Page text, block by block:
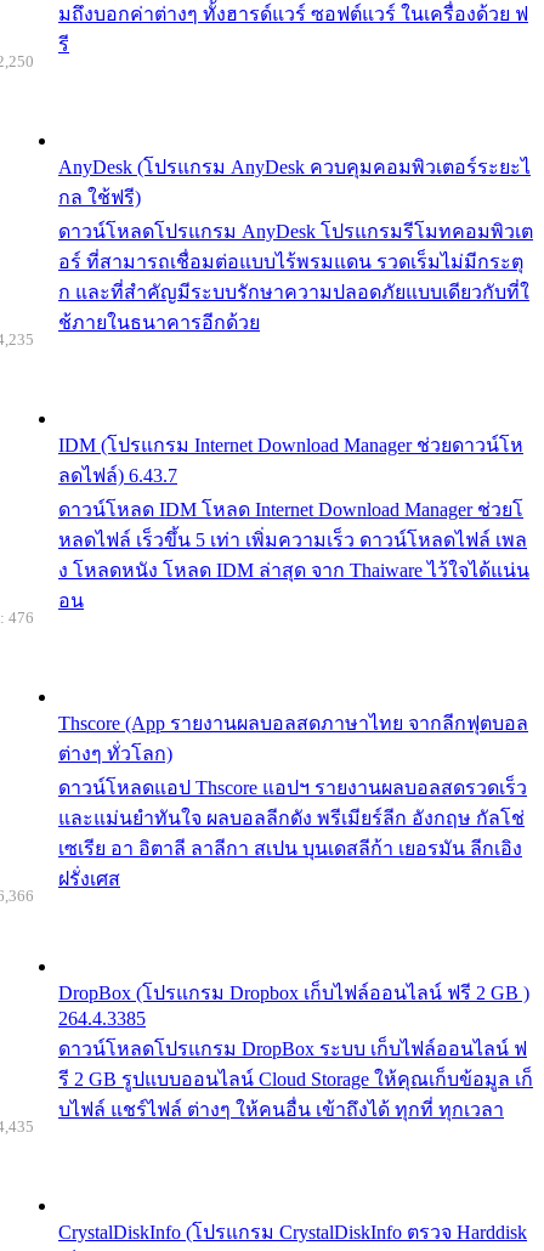
มถึงบอกค่าต่างๆ ทั้งฮารด์แวร์ ซอฟต์แวร์ ในเครื่องด้วย ฟ
รี
AnyDesk (โปรแกรม AnyDesk ควบคุมคอมพิวเตอร์ระยะไ
กล ใช้ฟรี)
ดาวน์โหลดโปรแกรม AnyDesk โปรแกรมรีโมทคอมพิวเต
อร์ ที่สามารถเชื่อมต่อแบบไร้พรมแดน รวดเร็มไม่มีกระตุ
ก และที่สำคัญมีระบบรักษาความปลอดภัยแบบเดียวกับที่ใ
ช้ภายในธนาคารอีกด้วย
IDM (โปรแกรม Internet Download Manager ช่วยดาวน์โห
ลดไฟล์) 6.43.7
ดาวน์โหลด IDM โหลด Internet Download Manager ช่วยโ
หลดไฟล์ เร็วขึ้น 5 เท่า เพิ่มความเร็ว ดาวน์โหลดไฟล์ เพล
ง โหลดหนัง โหลด IDM ล่าสุด จาก Thaiware ไว้ใจได้แน่น
อน
Thscore (App รายงานผลบอลสดภาษาไทย จากลีกฟุตบอล
ต่างๆ ทั่วโลก)
ดาวน์โหลดแอป Thscore แอปฯ รายงานผลบอลสดรวดเร็ว
และแม่นยำทันใจ ผลบอลลีกดัง พรีเมียร์ลีก อังกฤษ กัลโช่
เซเรีย อา อิตาลี ลาลีกา สเปน บุนเดสลีก้า เยอรมัน ลีกเอิง
ฝรั่งเศส
476
DropBox (โปรแกรม Dropbox เก็บไฟล์ออนไลน์ ฟรี 2 GB )
264.4.3385
ดาวน์โหลดโปรแกรม DropBox ระบบ เก็บไฟล์ออนไลน์ ฟ
รี 2 GB รูปแบบออนไลน์ Cloud Storage ให้คุณเก็บข้อมูล เก็
บไฟล์ แชร์ไฟล์ ต่างๆ ให้คนอื่น เข้าถึงได้ ทุกที่ ทุกเวลา
CrystalDiskInfo (โปรแกรม CrystalDiskInfo ตรวจ Harddisk